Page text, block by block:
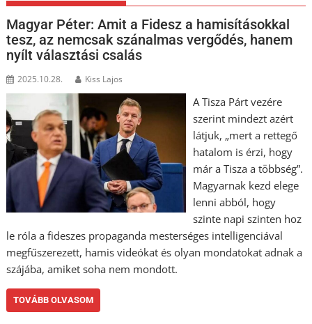
Magyar Péter: Amit a Fidesz a hamisításokkal
tesz, az nemcsak szánalmas vergődés, hanem
nyílt választási csalás
2025.10.28. Kiss Lajos
A Tisza Párt vezére
szerint mindezt azért
látjuk, „mert a rettegő
hatalom is érzi, hogy
már a Tisza a többség”.
Magyarnak kezd elege
lenni abból, hogy
szinte napi szinten hoz
le róla a fideszes propaganda mesterséges intelligenciával
megfűszerezett, hamis videókat és olyan mondatokat adnak a
szájába, amiket soha nem mondott.
TOVÁBB OLVASOM